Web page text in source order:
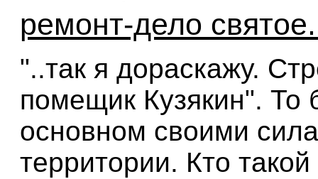
ремонт-дело
"..так я дораскажу.
помещик Кузякин". То
основном своими
территории. Кто